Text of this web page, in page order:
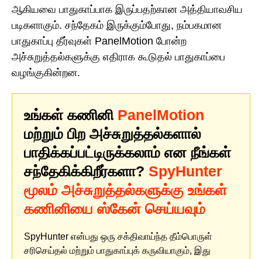
ஆகியவை பாதுகாப்பாக இருப்பதற்கான அத்தியாவசிய
படிகளாகும். சந்தேகம் இருக்கும்போது, நம்பகமான
பாதுகாப்பு தீர்வுகள் PanelMotion போன்ற
அச்சுறுத்தல்களுக்கு எதிராக கூடுதல் பாதுகாப்பை
வழங்குகின்றன.
உங்கள் கணினி PanelMotion
மற்றும் பிற அச்சுறுத்தல்களால்
பாதிக்கப்பட்டிருக்கலாம் என நீங்கள்
சந்தேகிக்கிறீர்களா? SpyHunter
மூலம் அச்சுறுத்தல்களுக்கு உங்கள்
கணினியை ஸ்கேன் செய்யவும்
SpyHunter என்பது ஒரு சக்திவாய்ந்த தீம்பொருள்
சரிசெய்தல் மற்றும் பாதுகாப்புக் கருவியாகும், இது